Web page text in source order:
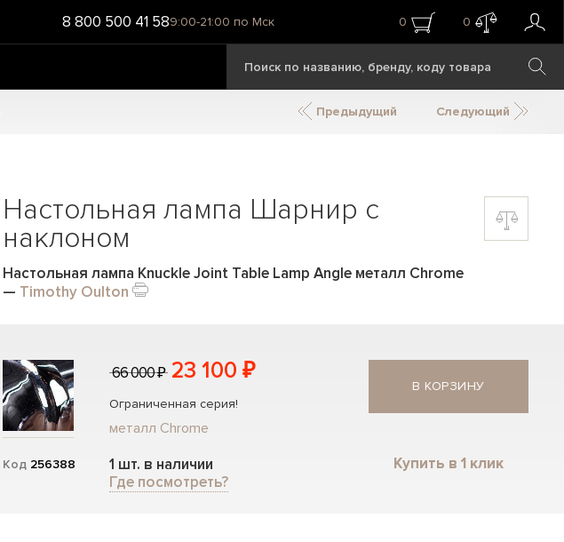
8 800 500 41 589:00-21:00 по Мск 0 0
Предыдущий Следующий
Настольная лампа Шарнир с
наклоном
Настольная лампа Knuckle Joint Table Lamp Angle металл Chrome
— Timothy Oulton
Код 256388
66 000 ₽ 23 100 ₽
Ограниченная серия!
металл Chrome
1 шт. в наличии
Где посмотреть?
В КОРЗИНУ
Купить в 1 клик